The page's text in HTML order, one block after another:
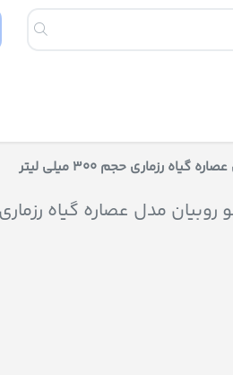
رزماری حجم 300 میلی لیتر
مدل عصاره گیاه رزماری حجم 300